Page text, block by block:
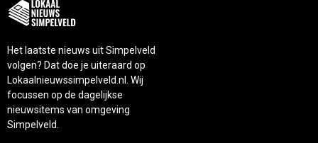
Het laatste nieuws uit Simpelveld
volgen? Dat doe je uiteraard op
Lokaalnieuwssimpelveld.nl. Wij
focussen op de dagelijkse
nieuwsitems van omgeving
Simpelveld.